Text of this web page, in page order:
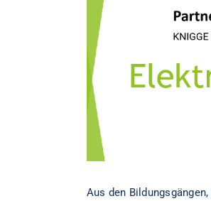
Aus den Bildungsgängen,